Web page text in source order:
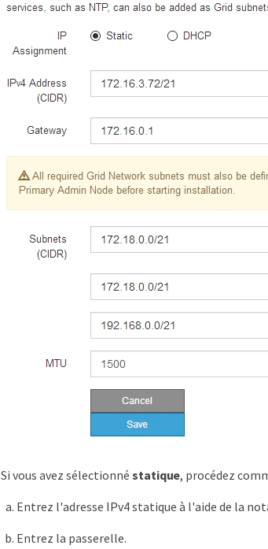
Si vous avez sélectionné statique, procédez
Entrez l'adresse IPv4 statique à l'aide de la
Entrez la passerelle.